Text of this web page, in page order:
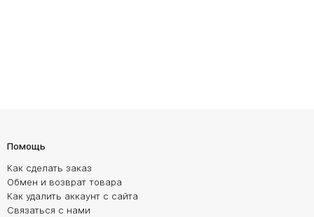
Помощь
Как сделать заказ
Обмен и возврат товара
Как удалить аккаунт с сайта
Связаться с нами